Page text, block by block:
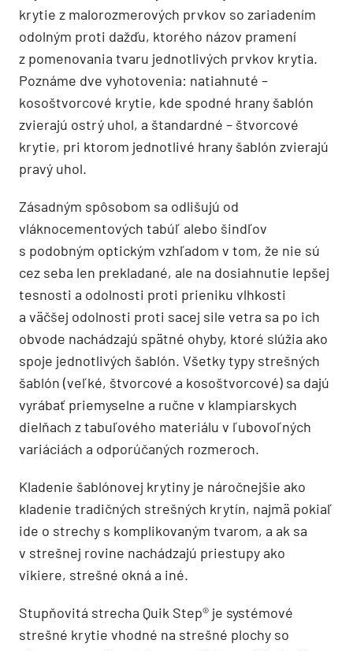
krytie z malorozmerových prvkov so zariadením
odolným proti dažďu, ktorého názov pramení
z pomenovania tvaru jednotlivých prvkov krytia.
Poznáme dve vyhotovenia: natiahnuté –
kosoštvorcové krytie, kde spodné hrany šablón
zvierajú ostrý uhol, a štandardné – štvorcové
krytie, pri ktorom jednotlivé hrany šablón zvierajú
pravý uhol.
Zásadným spôsobom sa odlišujú od
vláknocementových tabúľ alebo šindľov
s podobným optickým vzhľadom v tom, že nie sú
cez seba len prekladané, ale na dosiahnutie lepšej
tesnosti a odolnosti proti prieniku vlhkosti
a väčšej odolnosti proti sacej sile vetra sa po ich
obvode nachádzajú spätné ohyby, ktoré slúžia ako
spoje jednotlivých šablón. Všetky typy strešných
šablón (veľké, štvorcové a kosoštvorcové) sa dajú
vyrábať priemyselne a ručne v klampiarskych
dielňach z tabuľového materiálu v ľubovoľných
variáciách a odporúčaných rozmeroch.
Kladenie šablónovej krytiny je náročnejšie ako
kladenie tradičných strešných krytín, najmä pokiaľ
ide o strechy s komplikovaným tvarom, a ak sa
v strešnej rovine nachádzajú priestupy ako
vikiere, strešné okná a iné.
Stupňovitá strecha Quik Step® je systémové
strešné krytie vhodné na strešné plochy so